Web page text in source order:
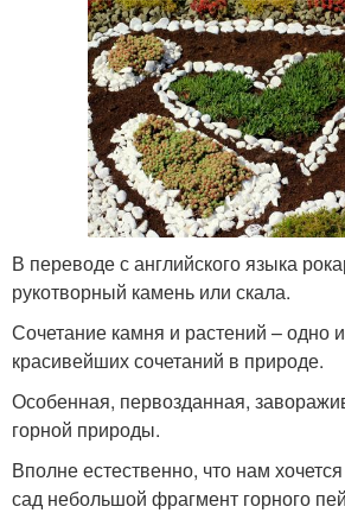
В переводе с английского языка
рукотворный камень или скала.
Сочетание камня и растений – одно
красивейших сочетаний в природе.
Особенная, первозданная,
горной природы.
Вполне естественно, что нам
сад небольшой фрагмент горного